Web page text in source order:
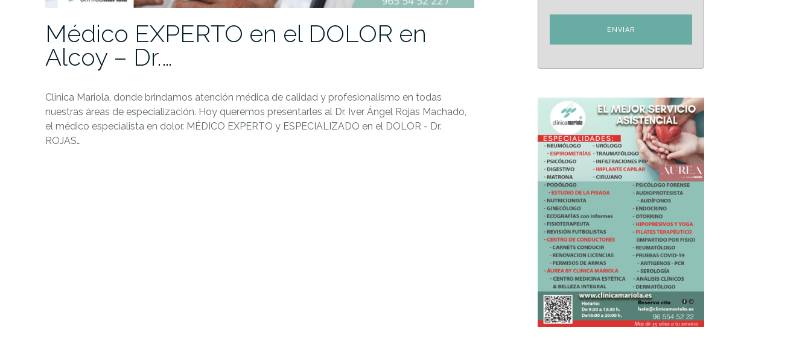
Médico EXPERTO en el DOLOR en
Alcoy – Dr.…
Clinica Mariola, donde brindamos atención médica de calidad y profesionalismo en todas
nuestras áreas de especialización. Hoy queremos presentarles al Dr. Iver Ángel Rojas Machado,
el médico especialista en dolor. MÉDICO EXPERTO y ESPECIALIZADO en el DOLOR - Dr.
ROJAS…